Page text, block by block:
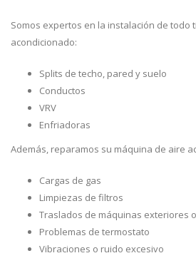
Somos expertos en la instalación de todo
acondicionado:
Splits de techo, pared y suelo
Conductos
VRV
Enfriadoras
Además, reparamos su máquina de aire
Cargas de gas
Limpiezas de filtros
Traslados de máquinas exteriores
Problemas de termostato
Vibraciones o ruido excesivo